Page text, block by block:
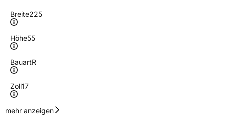
Breite225
Höhe55
BauartR
Zoll17
Geschwindigkeitsindex
mehr anzeigen